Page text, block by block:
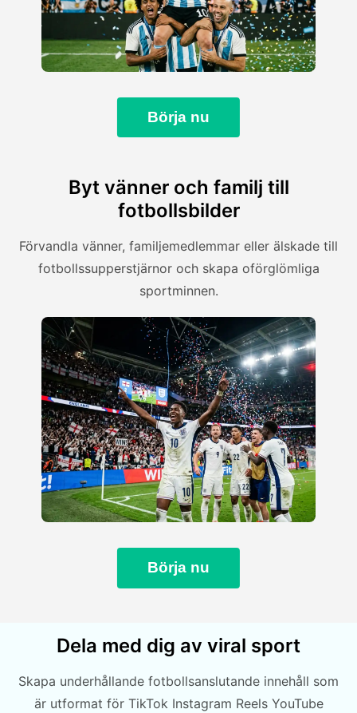
Börja nu
Byt vänner och familj till
fotbollsbilder
Förvandla vänner, familjemedlemmar eller älskade till
fotbollssupperstjärnor och skapa oförglömliga
sportminnen.
Börja nu
Dela med dig av viral sport
Skapa underhållande fotbollsanslutande innehåll som
är utformat för TikTok Instagram Reels YouTube